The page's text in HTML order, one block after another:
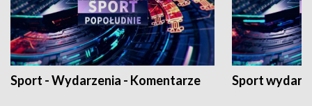
Sport - Wydarzenia - Komentarze Sport